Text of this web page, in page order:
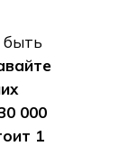
быть
000
1